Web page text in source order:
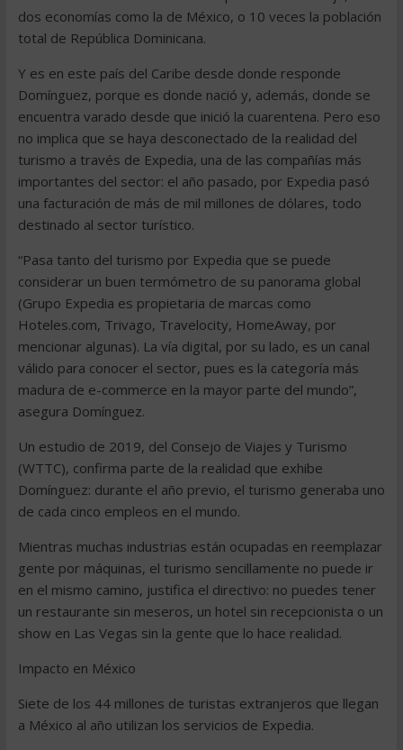
dos economías como la de México, o 10 veces la población
total de República Dominicana.
Y es en este país del Caribe desde donde responde
Domínguez, porque es donde nació y, además, donde se
encuentra varado desde que inició la cuarentena. Pero eso
no implica que se haya desconectado de la realidad del
turismo a través de Expedia, una de las compañías más
importantes del sector: el año pasado, por Expedia pasó
una facturación de más de mil millones de dólares, todo
destinado al sector turístico.
“Pasa tanto del turismo por Expedia que se puede
considerar un buen termómetro de su panorama global
(Grupo Expedia es propietaria de marcas como
Hoteles.com, Trivago, Travelocity, HomeAway, por
mencionar algunas). La vía digital, por su lado, es un canal
válido para conocer el sector, pues es la categoría más
madura de e-commerce en la mayor parte del mundo”,
asegura Domínguez.
Un estudio de 2019, del Consejo de Viajes y Turismo
(WTTC), confirma parte de la realidad que exhibe
Domínguez: durante el año previo, el turismo generaba uno
de cada cinco empleos en el mundo.
Mientras muchas industrias están ocupadas en reemplazar
gente por máquinas, el turismo sencillamente no puede ir
en el mismo camino, justifica el directivo: no puedes tener
un restaurante sin meseros, un hotel sin recepcionista o un
show en Las Vegas sin la gente que lo hace realidad.
Impacto en México
Siete de los 44 millones de turistas extranjeros que llegan
a México al año utilizan los servicios de Expedia.